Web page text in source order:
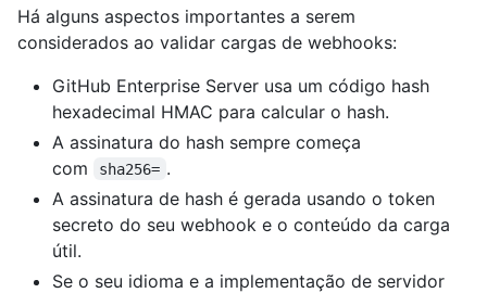
Há alguns aspectos importantes a serem
considerados ao validar cargas de webhooks:
GitHub Enterprise Server usa um código hash
hexadecimal HMAC para calcular o hash.
A assinatura do hash sempre começa
com
sha256= .
A assinatura de hash é gerada usando o token
secreto do seu webhook e o conteúdo da carga
útil.
Se o seu idioma e a implementação de servidor